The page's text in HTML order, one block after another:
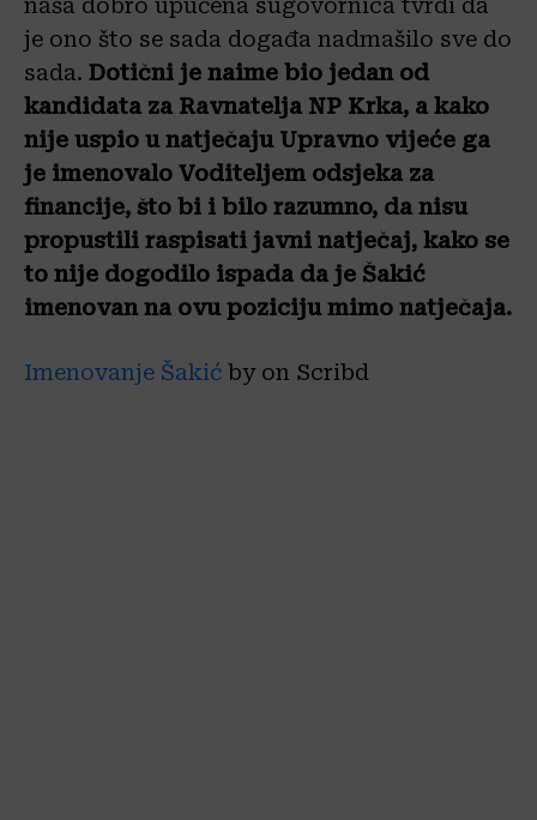
naša dobro upućena sugovornica tvrdi da
je ono što se sada događa nadmašilo sve do
sada. Dotični je naime bio jedan od
kandidata za Ravnatelja NP Krka, a kako
nije uspio u natječaju Upravno vijeće ga
je imenovalo Voditeljem odsjeka za
financije, što bi i bilo razumno, da nisu
propustili raspisati javni natječaj, kako se
to nije dogodilo ispada da je Šakić
imenovan na ovu poziciju mimo natječaja.
Imenovanje Šakić by on Scribd